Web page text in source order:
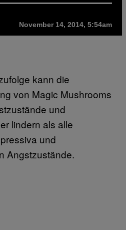
November 14, 2014, 5:54am
kann die
von Magic Mushrooms
und
lindern als alle
und
Angstzustände.